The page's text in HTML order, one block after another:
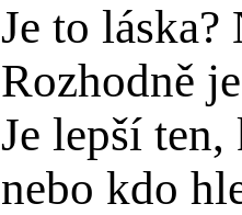
Je to láska?
Rozhodně
Je lepší
nebo kdo